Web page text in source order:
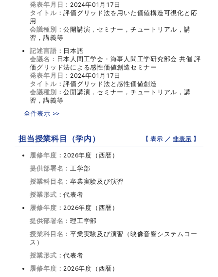
発表年月日：2024年01月17日
タイトル：評価グリッド法を用いた価値構造可視化と応
用
会議種別：公開講演，セミナー，チュートリアル，講
習，講義等
記述言語： 日本語
会議名： 日本人間工学会・海事人間工学研究部会 共催 評
価グリッド法による感性価値創造セミナー
発表年月日：2024年01月17日
タイトル：評価グリッド法と感性価値創造
会議種別：公開講演，セミナー，チュートリアル，講
習，講義等
全件表示 >>
担当授業科目（学内） 【 表示 ／非表示 】
履修年度：2026年度（西暦）
提供部署名：工学部
授業科目名：卒業実験及び演習
授業形式：代表者
履修年度：2026年度（西暦）
提供部署名：理工学部
授業科目名：卒業実験及び演習（映像音響システムコー
ス）
授業形式：代表者
履修年度：2026年度（西暦）